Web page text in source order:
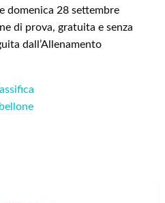
domenica 28 settembre
di prova, gratuita e senza
dall’Allenamento